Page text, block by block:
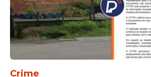
entanto, diante do histórico
expectativa pela
entre os mais de 200 mil
estaduais.
Crime